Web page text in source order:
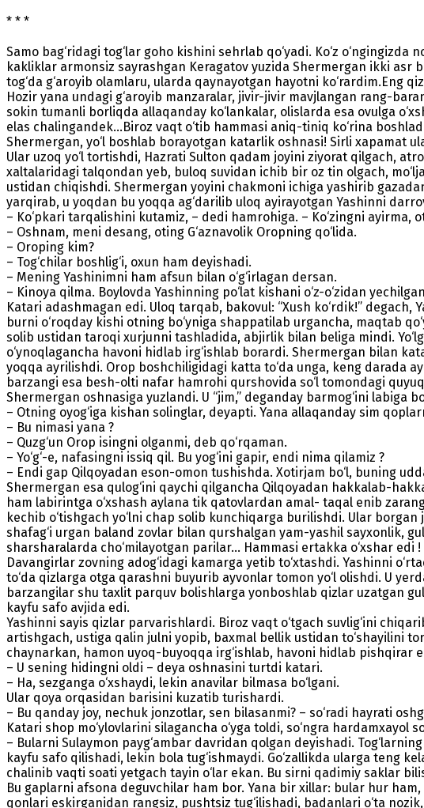
* * *
Samo bag‘ridagi tog‘lar goho kishini sehrlab qo‘yadi. Ko‘z
kakliklar armonsiz sayrashgan Keragatov yuzida Shermergan ikki asr
tog‘da g‘aroyib olamlaru, ularda qaynayotgan hayotni ko‘rardim.Eng
Hozir yana undagi g‘aroyib manzaralar, jivir-jivir mavjlangan rang-
sokin tumanli borliqda allaqanday ko‘lankalar, olislarda esa ovulga
elas chalingandek...Biroz vaqt o‘tib hammasi aniq-tiniq ko‘rina
Shermergan, yo‘l boshlab borayotgan katarlik oshnasi! Sirli xapamat
Ular uzoq yo‘l tortishdi, Hazrati Sulton qadam joyini ziyorat qilgach,
xaltalaridagi talqondan yeb, buloq suvidan ichib bir oz tin olgach,
ustidan chiqishdi. Shermergan yoyini chakmoni ichiga yashirib
yarqirab, u yoqdan bu yoqqa ag‘darilib uloq ayi­­rayotgan Yashinni
– Ko‘pkari tarqalishini kutamiz, – dedi hamrohiga. – Ko‘zingni ayirma,
– Oshnam, meni desang, oting G‘aznavolik Oropning qo‘lida.
– Oroping kim?
– Tog‘chilar boshlig‘i, oxun ham deyishadi.
– Mening Yashinimni ham afsun bilan o‘g‘irlagan dersan.
– Kinoya qilma. Boylovda Yashinning po‘lat kishani o‘z-o‘zidan
Katari adashmagan edi. Uloq tarqab, bakovul: “Xush ko‘rdik!”
burni o‘roqday kishi otning bo‘yniga shappatilab urgancha, maqtab
solib ustidan taroqi xurjunni tashladida, abjirlik bilan beliga mindi.
o‘ynoqlagancha havoni hidlab irg‘ishlab borardi. Shermergan bilan
yoqqa ayrilishdi. Orop boshchiligidagi katta to‘da unga, keng darada
barzangi esa besh-olti nafar hamrohi qurshovida so‘l tomondagi
Shermergan oshnasiga yuzlandi. U “jim,” deganday barmog‘ini labiga
– Otning oyog‘iga kishan solinglar, deyapti. Yana allaqanday sim
– Bu nimasi yana ?
– Quzg‘un Orop isingni olganmi, deb qo‘rqaman.
– Yo‘g‘-e, nafasingni issiq qil. Bu yog‘ini gapir, endi nima qilamiz ?
– Endi gap Qilqoyadan eson-omon tushishda. Xotirjam bo‘l, buning
Shermergan esa qulog‘ini qaychi qilgancha Qil­qoyadan hakkalab-
ham labirintga o‘xshash aylana tik qatovlardan amal- taqal enib
kechib o‘tishgach yo‘lni chap solib kunchiqarga burilishdi. Ular
shafag‘i urgan baland zovlar bilan qurshalgan yam-yashil sayxonlik,
sharsharalarda cho‘milayotgan parilar… Hammasi ertakka o‘xshar edi !
Davangirlar zovning adog‘idagi kamarga yetib to‘xtashdi. Yashinni
to‘da qizlarga otga qa­rashni buyurib ayvonlar tomon yo‘l olishdi. U
barzangilar shu taxlit parquv bolishlarga yonboshlab qizlar uzatgan
kayfu safo avjida edi.
Yashinni sayis qizlar parvarishlardi. Biroz vaqt o‘tgach suvlig‘ini
artishgach, ustiga qalin julni yopib, baxmal bellik ustidan to‘shayilini
chaynarkan, hamon uyoq-buyoqqa irg‘ishlab, havoni hidlab pishqirar
– U sening hidingni oldi – deya oshnasini turtdi katari.
– Ha, sezganga o‘xshaydi, lekin anavilar bilmasa bo‘lgani.
Ular qoya orqasidan barisini kuzatib turishardi.
– Bu qanday joy, nechuk jonzotlar, sen bilasanmi? – so‘radi hayrati
Katari shop mo‘ylovlarini silagancha o‘yga toldi, so‘ngra hardamxayol
– Bularni Sulaymon payg‘ambar davridan qolgan deyishadi.
kayfu safo qilishadi, lekin bola tug‘ishmaydi. Go‘zallikda ularga teng
chalinib vaqti soati yetgach tayin o‘lar ekan. Bu sirni qadimiy saklar
Bu gaplarni afsona deguvchilar ham bor. Yana bir xillar: bular hur
qonlari eskirganidan rangsiz, pushtsiz tug‘ilishadi, badanlari o‘ta